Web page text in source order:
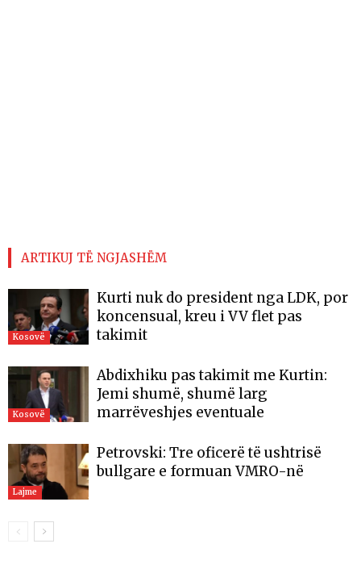
ARTIKUJ TË NGJASHËM
Kosovë
Kurti nuk do president nga LDK, por
koncensual, kreu i VV flet pas
takimit
Kosovë
Abdixhiku pas takimit me Kurtin:
Jemi shumë, shumë larg
marrëveshjes eventuale
Lajme
Petrovski: Tre oficerë të ushtrisë
bullgare e formuan VMRO-në